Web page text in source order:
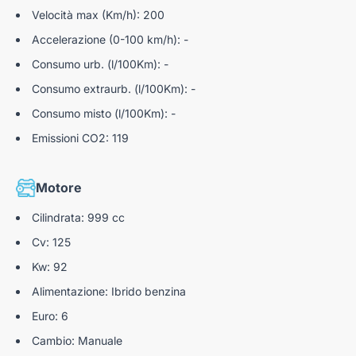
Velocità max (Km/h): 200
Accelerazione (0-100 km/h): -
Consumo urb. (l/100Km): -
Consumo extraurb. (l/100Km): -
Consumo misto (l/100Km): -
Emissioni CO2: 119
Motore
Cilindrata: 999 cc
Cv: 125
Kw: 92
Alimentazione: Ibrido benzina
Euro: 6
Cambio: Manuale